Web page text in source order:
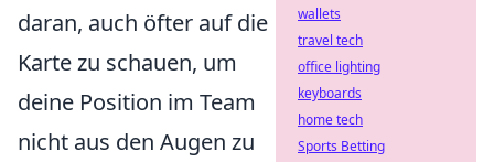
daran, auch öfter auf die
Karte zu schauen, um
deine Position im Team
nicht aus den Augen zu
wallets
travel tech
office lighting
keyboards
home tech
Sports Betting